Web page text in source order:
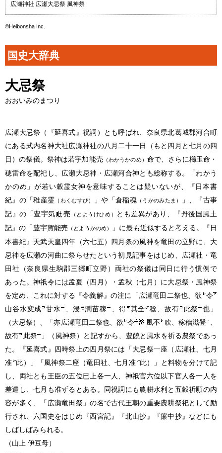
広瀬神社 広瀬大忌祭 風神祭
©Heibonsha Inc.
国史大辞典
大忌祭
おおいみのまつり
広瀬大忌祭（『延喜式』祝詞）とも呼ばれ、奈良県北葛城郡河合町
にある式内名神大社広瀬神社の八月二十一日（もと四月と七月の四
日）の祭儀。祭神は若宇加能売 （わかうかのめ） 命で、さらに櫛玉命・
穂雷命を配祀し、広瀬大忌神・広瀬河合神とも総称する。「わかう
かのめ」が若い穀霊女神を意味することは疑いないが、『日本書
紀』の「稚産霊 （わくむすび） 」や「倉稲魂（うかのみたま）
」、『古事
記』の「豊宇気
売 （とようけひめ）
とも差異があり、『丹後国風土
記』の「豊宇賀能売 （とようかのめ）
」に最も近似すると考える。『日
本書紀』天武天皇四年（六七五）四月条の風神を竜田の立野に、大
忌神を広瀬の河曲に祭らせたという初見記事をはじめ、広瀬社・竜
田社（奈良県生駒郡三郷町立野）両社の祭儀は同日に行う慣例で
あった。神祇令には孟夏（四月）・孟秋（七月）に大忌祭・風神祭
を定め、これに対する『令義解』の注に「広瀬竜田二祭也、欲
令
山谷水変成 甘水 、浸 潤苗稼 、得 其全 稔、故有 此祭 也」
（大忌祭）、「亦広瀬竜田二祭也、欲 令 風不 吹、稼穡滋登
、
故有 此祭
」（風神祭）と記すから、豊饒と風水を祈る農祭であっ
た。『延喜式』四時祭上の四月祭には「大忌祭一座（広瀬社、七月
准 此）」「風神祭二座（竜田社、七月准 此）」と料物を分けて記
し、両社とも王臣の五位已上各一人、神祇官六位以下官人各一人を
差遣し、七月も准ずるとある。同祝詞にも農耕水利と五穀祈願の内
容が多く、「広瀬竜田祭」の名で古代王朝の重要農耕祭祀として励
行され、六国史をはじめ『西宮記』『北山抄』『簾中抄』などにも
しばしばみられる。
（山上 伊豆母）